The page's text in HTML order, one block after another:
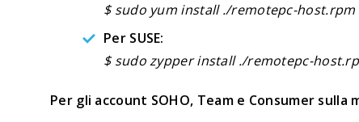
$ sudo yum install ./remotepc-host.rpm
Per SUSE:
$ sudo zypper install ./remotepc-
Per gli account SOHO, Team e Consumer sulla